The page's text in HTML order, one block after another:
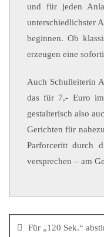
und für jeden
unterschiedlichster
beginnen. Ob
erzeugen eine
Auch Schulleiterin
das für 7,- Euro im
gestalterisch also
Gerichten für
Parforceritt durch
versprechen – am
Für „120 Sek.“